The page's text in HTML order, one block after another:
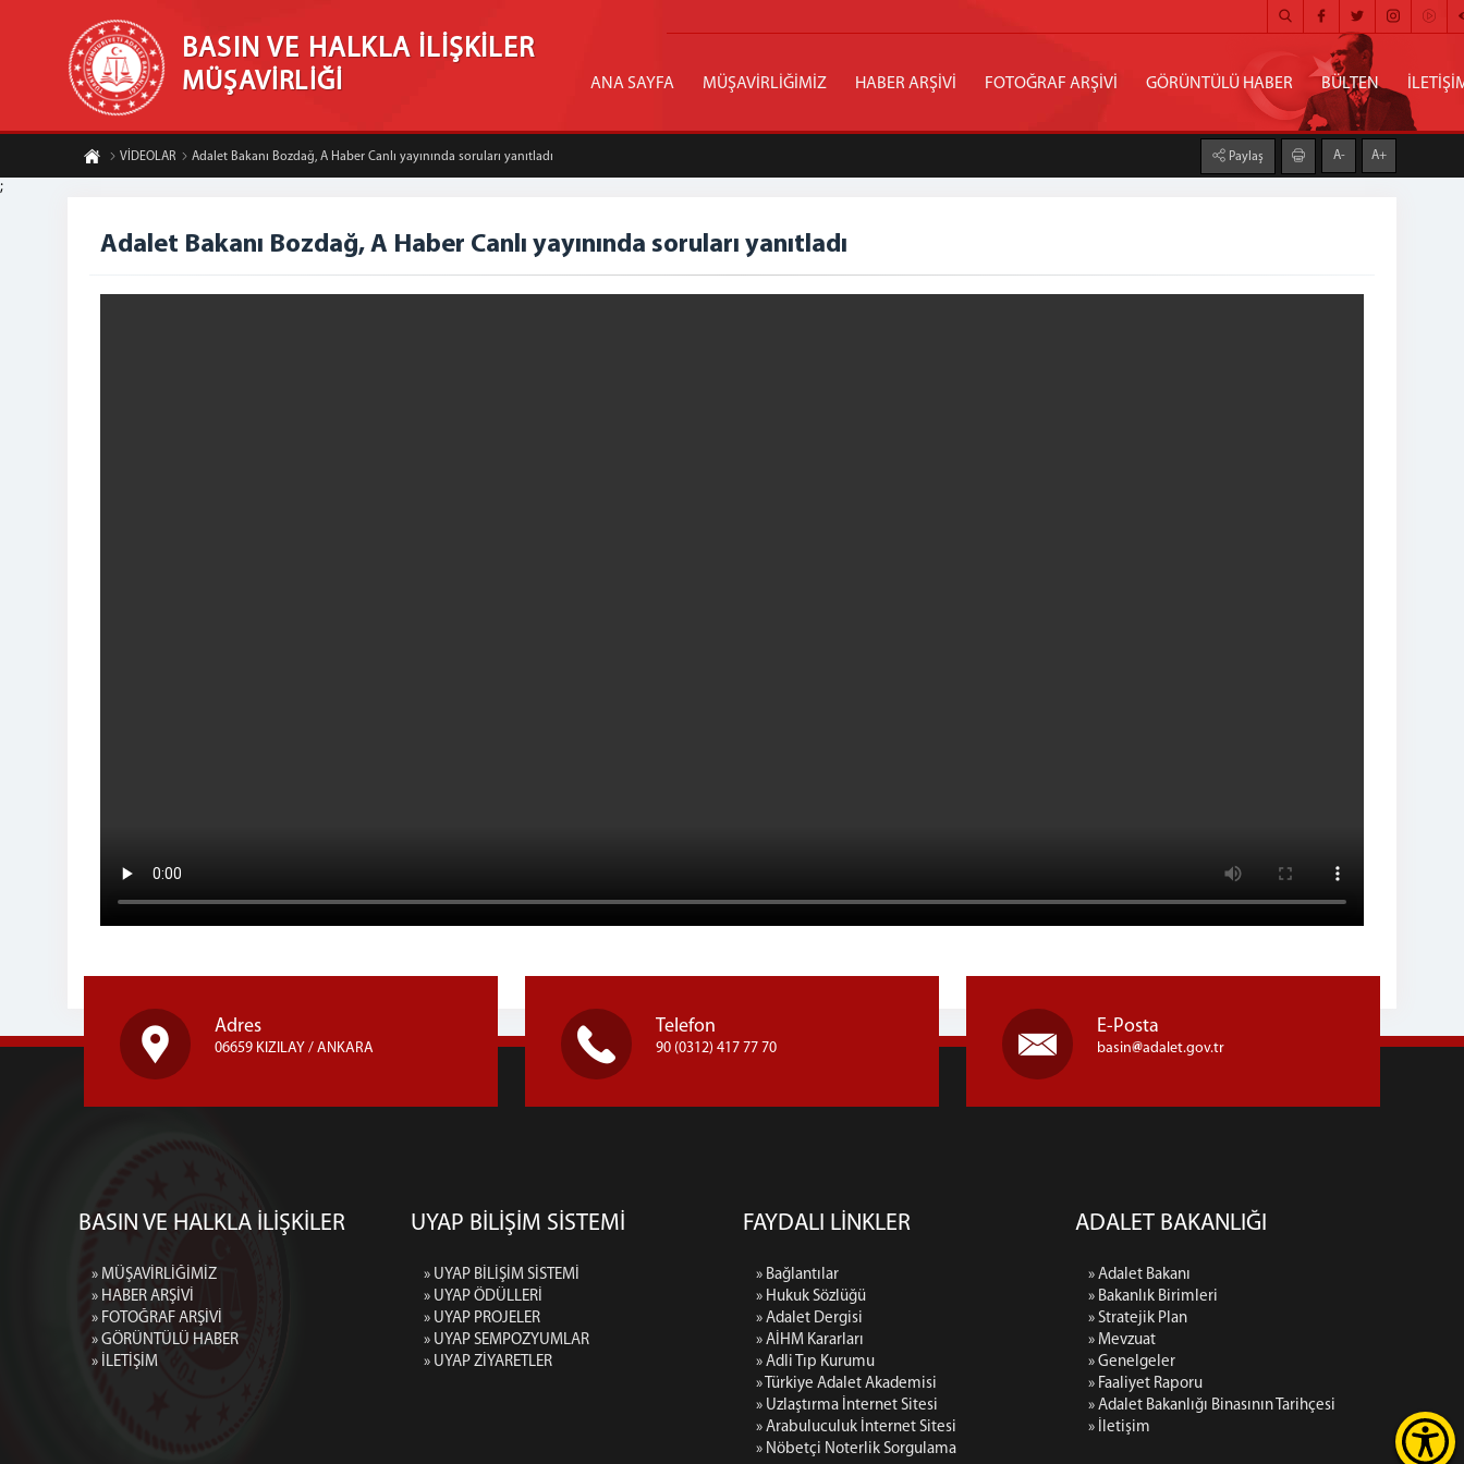
BASIN VE HALKLA İLİŞKİLER
MÜŞAVİRLİĞİ ANA SAYFA MÜŞAVİRLİĞİMİZ HABER ARŞİVİ FOTOĞRAF ARŞİVİ GÖRÜNTÜLÜ HABER BÜLTEN
VİDEOLAR Adalet Bakanı Bozdağ, A Haber Canlı yayınında soruları yanıtladı Paylaş A- A+
;
Adalet Bakanı Bozdağ, A Haber Canlı yayınında soruları yanıtladı
Adres
06659 KIZILAY / ANKARA
Telefon
90 (0312) 417 77 70
E-Posta
basin adalet.gov.tr
BASIN VE HALKLA İLİŞKİLER
» MÜŞAVİRLİĞİMİZ
» HABER ARŞİVİ
» FOTOĞRAF ARŞİVİ
» GÖRÜNTÜLÜ HABER
» İLETİŞİM
UYAP BİLİŞİM SİSTEMİ
» UYAP BİLİŞİM SİSTEMİ
» UYAP ÖDÜLLERİ
» UYAP PROJELER
» UYAP SEMPOZYUMLAR
» UYAP ZİYARETLER
FAYDALI LİNKLER
» Bağlantılar
» Hukuk Sözlüğü
» Adalet Dergisi
» AİHM Kararları
» Adli Tıp Kurumu
» Türkiye Adalet Akademisi
» Uzlaştırma İnternet Sitesi
» Arabuluculuk İnternet Sitesi
» Nöbetçi Noterlik Sorgulama
ADALET BAKANLIĞI
» Adalet Bakanı
» Bakanlık Birimleri
» Stratejik Plan
» Mevzuat
» Genelgeler
» Faaliyet Raporu
» Adalet Bakanlığı Binasının Tarihçesi
» İletişim